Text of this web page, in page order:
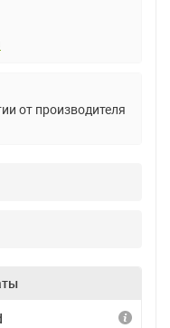
от производителя